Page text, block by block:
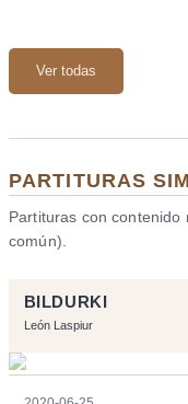
Ver todas
PARTITURAS
Partituras con contenido
común).
BILDURKI
León Laspiur